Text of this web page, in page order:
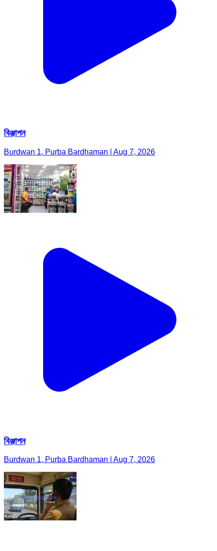
বিঞ্জাপন
Burdwan 1, Purba Bardhaman | Aug 7, 2026
বিঞ্জাপন
Burdwan 1, Purba Bardhaman | Aug 7, 2026